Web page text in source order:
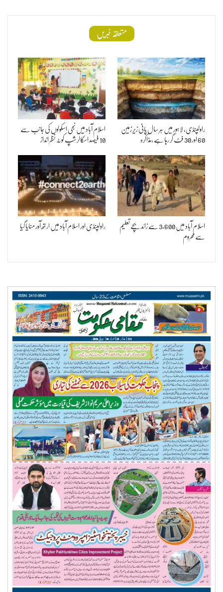
متعلقہ خبریں
راولپنڈی، لاہور میں ہر سال پانی زیر زمین
60 اور 30 فٹ گر رہا ہے ،مذاکرہ
اسلام آباد میں نجی اسکولوں کی جانب سے
10 فیصد اسکالرشپ کوٹہ نظر انداز
اسلام آباد میں 3,600 سے زائد بچے تعلیم
سے محروم
راولپنڈی اور اسلام آباد میں ارتھ آور منایا گیا